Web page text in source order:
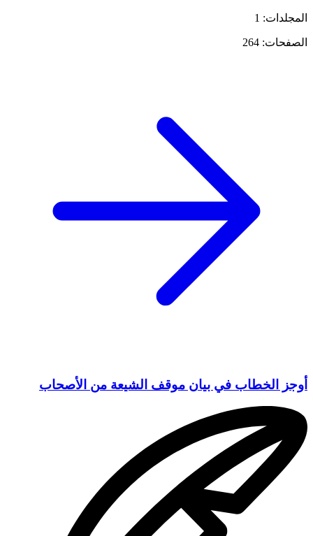
المجلدات: 1
الصفحات: 264
أوجز الخطاب في بيان موقف الشيعة من الأصحاب